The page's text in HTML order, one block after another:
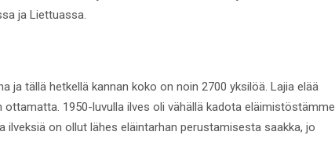
ja Liettuassa.
ja tällä hetkellä kannan koko on noin 2700 yksilöä. Lajia elää
1950-luvulla ilves oli vähällä kadota eläimistöstämme
ilveksiä on ollut lähes eläintarhan perustamisesta saakka, jo